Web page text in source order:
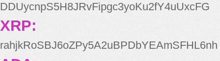
DDUycnpS5H8JRvFipgc3yoKu2fY4uUxcFG
XRP:
rahjkRoSBJ6oZPy5A2uBPDbYEAmSFHL6nh